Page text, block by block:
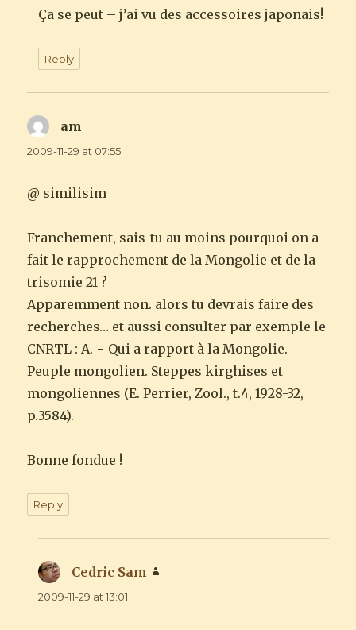
Ça se peut – j’ai vu des accessoires japonais!
Reply
am
2009-11-29 at 07:55
@ similisim
Franchement, sais-tu au moins pourquoi on a
fait le rapprochement de la Mongolie et de la
trisomie 21 ?
Apparemment non. alors tu devrais faire des
recherches… et aussi consulter par exemple le
CNRTL : A. − Qui a rapport à la Mongolie.
Peuple mongolien. Steppes kirghises et
mongoliennes (E. Perrier, Zool., t.4, 1928-32,
p.3584).
Bonne fondue !
Reply
Cedric Sam
2009-11-29 at 13:01